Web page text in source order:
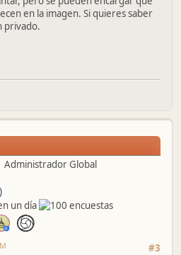
en la imagen. Si quieres saber
privado.
Administrador Global
#3